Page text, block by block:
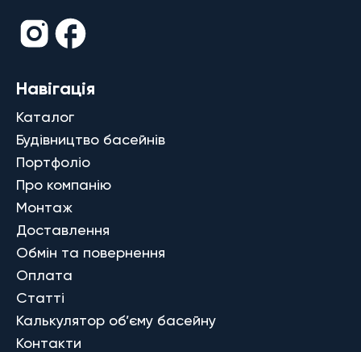
Навігація
Каталог
Будівництво басейнів
Портфоліо
Про компанію
Монтаж
Доставлення
Обмін та повернення
Оплата
Статті
Калькулятор об’єму басейну
Контакти